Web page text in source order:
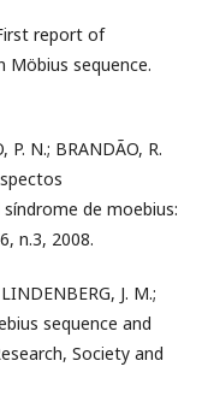
First report of
Möbius sequence.
P. N.; BRANDÃO, R.
de moebius:
n.3, 2008.
J. M.;
sequence and
Society and